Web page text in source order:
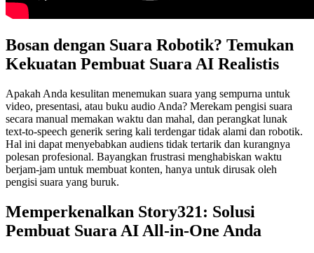
Bosan dengan Suara Robotik? Temukan
Kekuatan Pembuat Suara AI Realistis
Apakah Anda kesulitan menemukan suara yang sempurna untuk
video, presentasi, atau buku audio Anda? Merekam pengisi suara
secara manual memakan waktu dan mahal, dan perangkat lunak
text-to-speech generik sering kali terdengar tidak alami dan robotik.
Hal ini dapat menyebabkan audiens tidak tertarik dan kurangnya
polesan profesional. Bayangkan frustrasi menghabiskan waktu
berjam-jam untuk membuat konten, hanya untuk dirusak oleh
pengisi suara yang buruk.
Memperkenalkan Story321: Solusi
Pembuat Suara AI All-in-One Anda